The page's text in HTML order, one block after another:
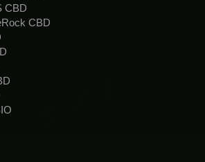
CBD
CBD